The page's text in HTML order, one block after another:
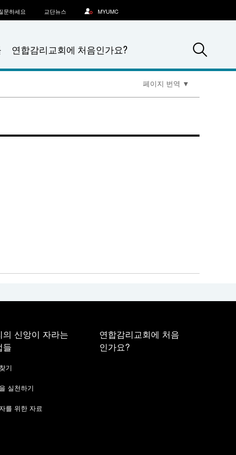
연합감리교회에 처음인가요?
문하세요 교단뉴스 MYUMC
페이지 번역 ▼
의 신앙이 자라는
들
기
실천하기
를 위한 자료
연합감리교회에 처음
인가요?